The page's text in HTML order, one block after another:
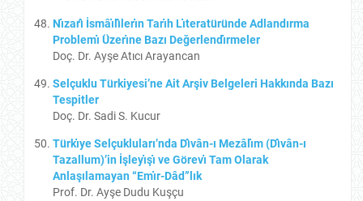
Nı̇zarı̂ İsmâı̇lı̂lerı̇n Tarı̇h Lı̇teratüründe Adlandırma
Problemı̇ Üzerı̇ne Bazı Değerlendı̇rmeler
Doç. Dr. Ayşe Atıcı Arayancan
Selçuklu Türkiyesi’ne Ait Arşiv Belgeleri Hakkında Bazı
Tespitler
Doç. Dr. Sadi S. Kucur
Türkı̇ye Selçukluları’nda Dı̂vân-ı Mezâlı̇m (Dı̂vân-ı
Tazallum)’in İşleyı̇şı̇ ve Görevı̇ Tam Olarak
Anlaşılamayan “Emı̇r-Dâd”lık
Prof. Dr. Ayşe Dudu Kuşçu